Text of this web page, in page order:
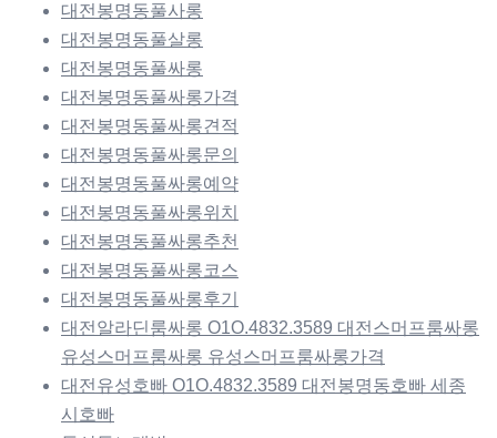
대전봉명동풀사롱
대전봉명동풀살롱
대전봉명동풀싸롱
대전봉명동풀싸롱가격
대전봉명동풀싸롱견적
대전봉명동풀싸롱문의
대전봉명동풀싸롱예약
대전봉명동풀싸롱위치
대전봉명동풀싸롱추천
대전봉명동풀싸롱코스
대전봉명동풀싸롱후기
대전알라딘룸싸롱 O1O.4832.3589 대전스머프룸싸롱
유성스머프룸싸롱 유성스머프룸싸롱가격
대전유성호빠 O1O.4832.3589 대전봉명동호빠 세종
시호빠